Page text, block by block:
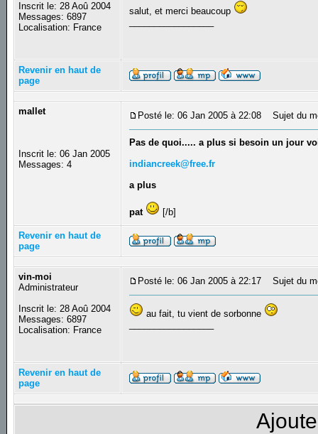
Inscrit le: 28 Aoû 2004
Messages: 6897
Localisation: France
salut, et merci beaucoup
Revenir en haut de
page
mallet
Inscrit le: 06 Jan 2005
Messages: 4
Posté le: 06 Jan 2005 à 22:08 Sujet du
Pas de quoi..... a plus si besoin un jour
indiancreek@free.fr
a plus
pat [/b]
Revenir en haut de
page
vin-moi
Administrateur
Inscrit le: 28 Aoû 2004
Messages: 6897
Localisation: France
Posté le: 06 Jan 2005 à 22:17 Sujet du
au fait, tu vient de sorbonne
Revenir en haut de
page